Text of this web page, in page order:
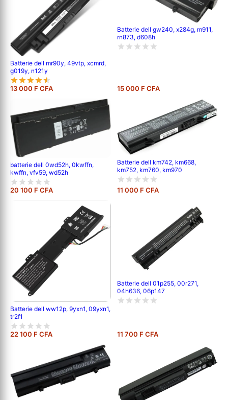
Batterie dell mr90y, 49vtp, xcmrd,
g019y, n121y
13 000 F CFA
Batterie dell gw240, x284g, m911,
rn873, d608h
15 000 F CFA
batterie dell 0wd52h, 0kwffn,
kwffn, vfv59, wd52h
20 100 F CFA
Batterie dell km742, km668,
km752, km760, km970
11 000 F CFA
Batterie dell ww12p, 9yxn1, 09yxn1,
tr2f1
22 100 F CFA
Batterie dell 01p255, 00r271,
04h636, 06p147
11 700 F CFA